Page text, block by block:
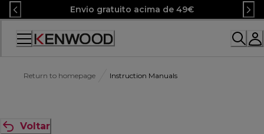
Skip
to
Content
Envio gratuito acima de 49€
Return to homepage Instruction Manuals
Voltar